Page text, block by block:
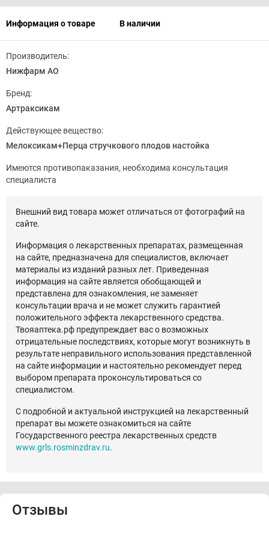
Информация о товаре В наличии
Производитель:
Нижфарм АО
Бренд:
Артраксикам
Действующее вещество:
Мелоксикам+Перца стручкового плодов настойка
Имеются противопаказания, необходима консультация
специалиста
Внешний вид товара может отличаться от фотографий на
сайте.
Информация о лекарственных препаратах, размещенная
на сайте, предназначена для специалистов, включает
материалы из изданий разных лет. Приведенная
информация на сайте является обобщающей и
представлена для ознакомления, не заменяет
консультации врача и не может служить гарантией
положительного эффекта лекарственного средства.
Твояаптека.рф предупреждает вас о возможных
отрицательные последствиях, которые могут возникнуть в
результате неправильного использования представленной
на сайте информации и настоятельно рекомендует перед
выбором препарата проконсультироваться со
специалистом.
С подробной и актуальной инструкцией на лекарственный
препарат вы можете ознакомиться на сайте
Государственного реестра лекарственных средств
www.grls.rosminzdrav.ru.
Отзывы